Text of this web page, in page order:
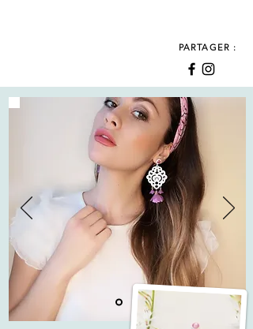
PARTAGER :